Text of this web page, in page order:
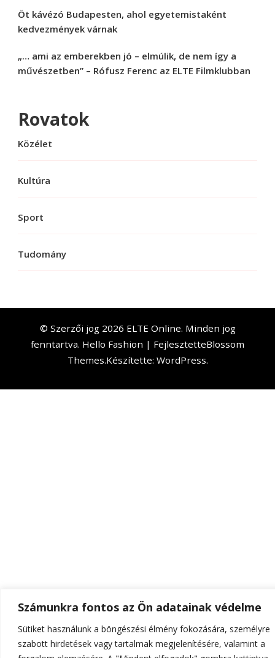
Számunkra fontos az Ön adatainak védelme
Sütiket használunk a böngészési élmény fokozására, személyre
szabott hirdetések vagy tartalmak megjelenítésére, valamint a
Öt kávézó Budapesten, ahol egyetemistaként
kedvezmények várnak
„… ami az emberekben jó – elmúlik, de nem így a
művészetben” – Rófusz Ferenc az ELTE Filmklubban
Rovatok
Közélet
Kultúra
Sport
Tudomány
© Szerzői jog 2026 ELTE Online. Minden jog
fenntartva. Hello Fashion | FejlesztetteBlossom
Themes.Készítette: WordPress.